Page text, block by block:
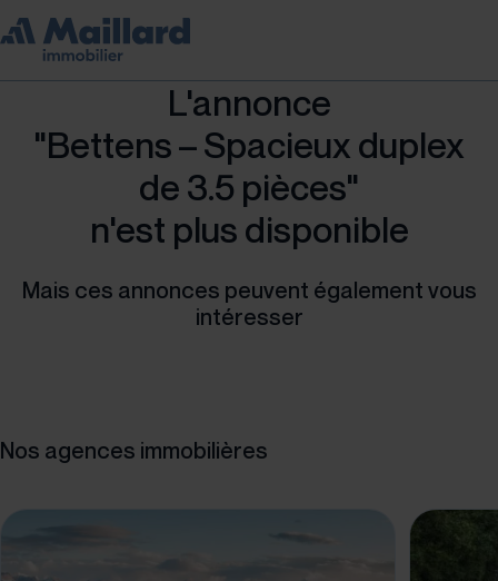
L'annonce
"Bettens – Spacieux duplex
de 3.5 pièces"
n'est plus disponible
Mais ces annonces peuvent également vous
intéresser
Nos agences immobilières